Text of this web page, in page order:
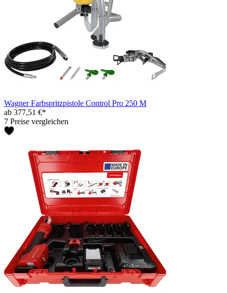
Wagner Farbspritzpistole Control Pro 250 M
ab 377,51 €*
7 Preise vergleichen